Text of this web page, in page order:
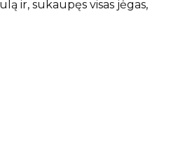
ir, sukaupęs visas jėgas,